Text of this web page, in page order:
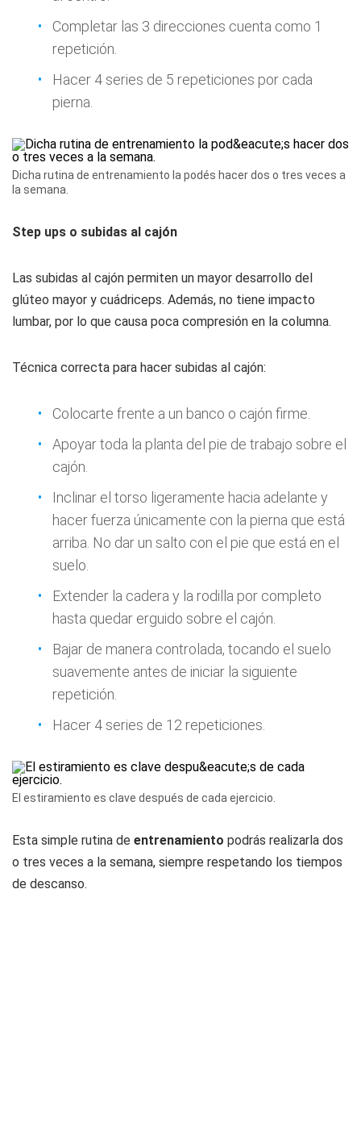
Completar las 3 direcciones cuenta como 1
repetición.
Hacer 4 series de 5 repeticiones por cada
pierna.
Dicha rutina de entrenamiento la podés hacer dos o tres veces a
la semana.
Step ups o subidas al cajón
Las subidas al cajón permiten un mayor desarrollo del
glúteo mayor y cuádriceps. Además, no tiene impacto
lumbar, por lo que causa poca compresión en la columna.
Técnica correcta para hacer subidas al cajón:
Colocarte frente a un banco o cajón firme.
Apoyar toda la planta del pie de trabajo sobre el
cajón.
Inclinar el torso ligeramente hacia adelante y
hacer fuerza únicamente con la pierna que está
arriba. No dar un salto con el pie que está en el
suelo.
Extender la cadera y la rodilla por completo
hasta quedar erguido sobre el cajón.
Bajar de manera controlada, tocando el suelo
suavemente antes de iniciar la siguiente
repetición.
Hacer 4 series de 12 repeticiones.
El estiramiento es clave después de cada ejercicio.
Esta simple rutina de entrenamiento podrás realizarla dos
o tres veces a la semana, siempre respetando los tiempos
de descanso.